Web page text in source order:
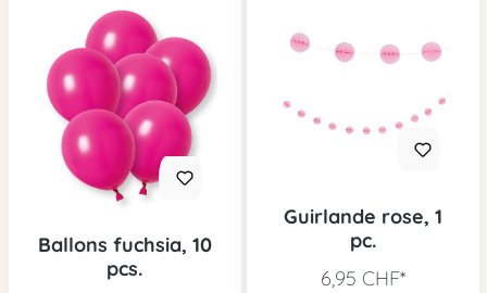
Ballons fuchsia, 10
pcs.
Guirlande rose, 1
pc.
6,95 CHF*